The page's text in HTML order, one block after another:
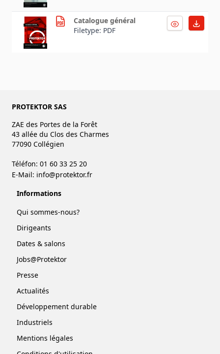
Catalogue général
Filetype: PDF
PROTEKTOR SAS
ZAE des Portes de la Forêt
43 allée du Clos des Charmes
77090 Collégien
Téléfon: 01 60 33 25 20
E-Mail: info@protektor.fr
Informations
Qui sommes-nous?
Dirigeants
Dates & salons
Jobs@Protektor
Presse
Actualités
Développement durable
Industriels
Mentions légales